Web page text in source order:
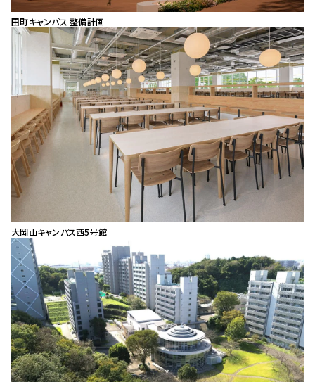
田町キャンパス 整備計画
大岡山キャンパス西5号館